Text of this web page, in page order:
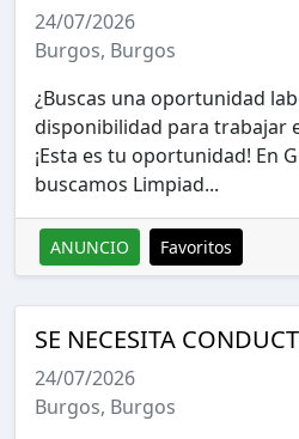
24/07/2026
Burgos, Burgos
¿Buscas una oportunidad
disponibilidad para trabajar
¡Esta es tu oportunidad! En
buscamos Limpiad...
ANUNCIO Favoritos
SE NECESITA
24/07/2026
Burgos, Burgos